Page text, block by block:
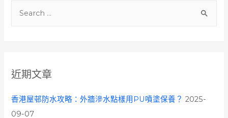
h
f
o
近期文章
香港屋邨防水攻略：外牆滲水點樣用PU噴塗保養？ 2025-
09-07